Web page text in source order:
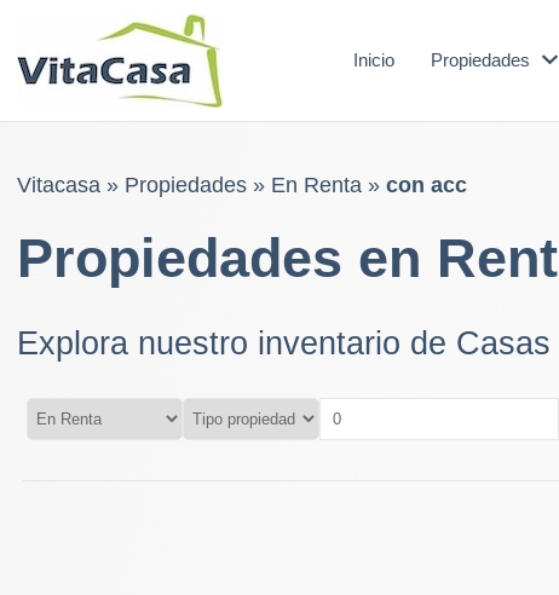
Inicio Propiedades
Vitacasa» Propiedades» En Renta» con acc
Propiedades en
Explora nuestro inventario de